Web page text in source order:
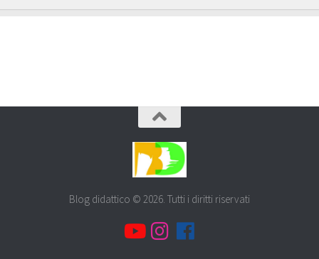
Blog didattico © 2026. Tutti i diritti riservati